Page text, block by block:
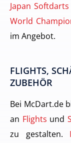
Japan
World
im Angebot.
FLIGHTS,
ZUBEHÖR
Bei McDart.de
an Flights und
zu gestalten.